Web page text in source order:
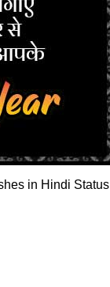
in Hindi Status